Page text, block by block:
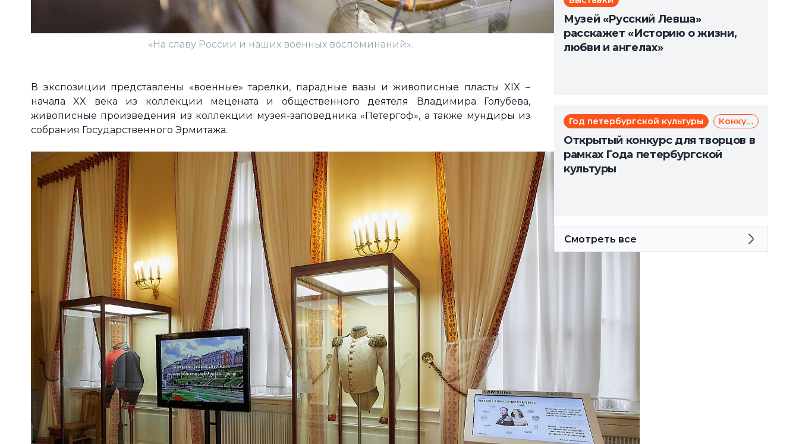
«На славу России и наших военных воспоминаний».
В экспозиции представлены «военные» тарелки, парадные вазы и живописные пласты XIX –
начала XX века из коллекции мецената и общественного деятеля Владимира Голубева,
живописные произведения из коллекции музея-заповедника «Петергоф», а также мундиры из
собрания Государственного Эрмитажа.
Музей «Русский Левша»
расскажет «Историю о жизни,
любви и ангелах»
Год петербургской культуры Конкурс
Открытый конкурс для творцов в
рамках Года петербургской
культуры
Смотреть все